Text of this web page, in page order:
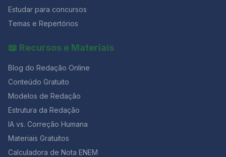
Estudar para concursos
Temas e Repertórios
📖 Recursos e Materiais
Blog do Redação Online
Conteúdo Gratuito
Modelos de Redação
Estrutura da Redação
IA vs. Correção Humana
Materiais Gratuitos
Calculadora de Nota ENEM